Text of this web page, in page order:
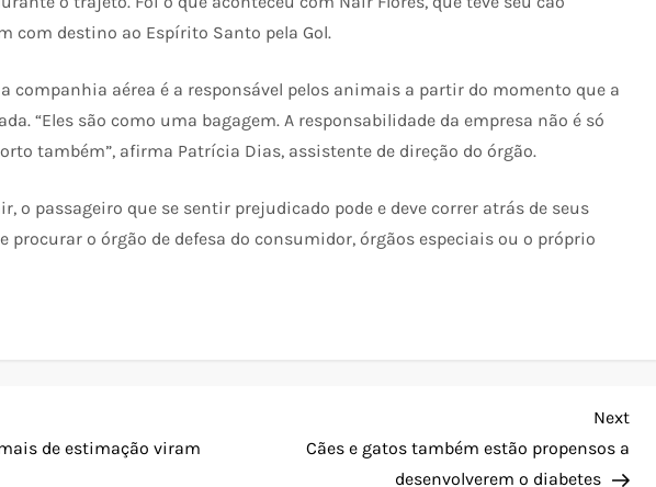
com destino ao Espírito Santo pela Gol.
a companhia aérea é a responsável pelos animais a partir do momento que a
“Eles são como uma bagagem. A responsabilidade da empresa não é só
também”, afirma Patrícia Dias, assistente de direção do órgão.
o passageiro que se sentir prejudicado pode e deve correr atrás de seus
procurar o órgão de defesa do consumidor, órgãos especiais ou o próprio
de estimação viram
Next
Post
Next
Cães e gatos também estão propensos a
desenvolverem o diabetes